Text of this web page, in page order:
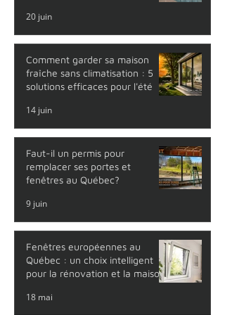
20 juin
Comment garder sa maison
fraîche sans climatisation : 5
solutions efficaces pour l'été
14 juin
Faut-il un permis pour
remplacer ses portes et
fenêtres au Québec?
9 juin
Fenêtres européennes au
Québec : un choix intelligent
pour la rénovation et la maison
18 mai